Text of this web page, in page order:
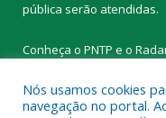
pública serão atendidas.
Conheça o PNTP e o
Nós usamos cookies
navegação no portal.